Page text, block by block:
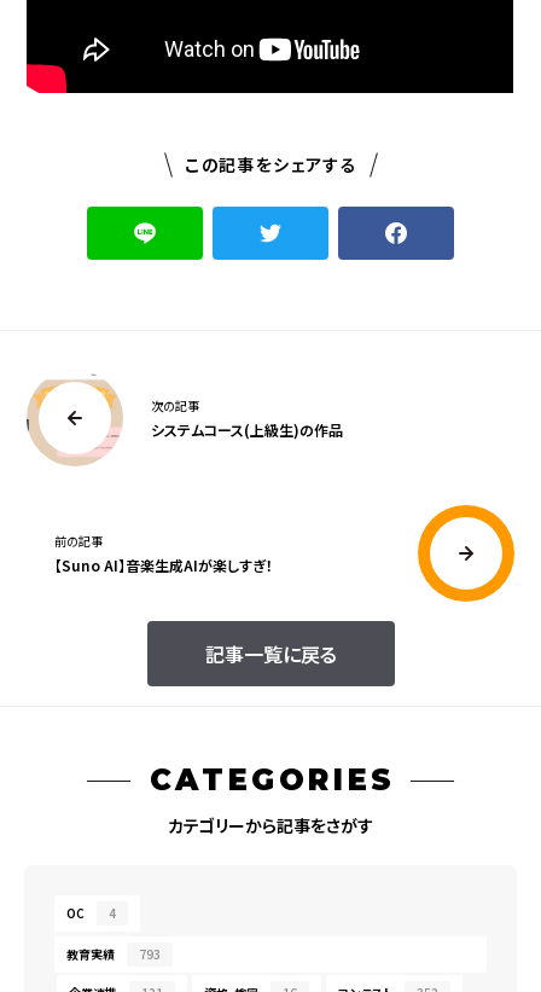
この記事をシェアする
次の記事
システムコース(上級生)の作品
記事一覧に戻る
前の記事
【Suno AI】音楽生成AIが楽しすぎ！
CATEGORIES
カテゴリーから記事をさがす
OC 4
教育実績 793